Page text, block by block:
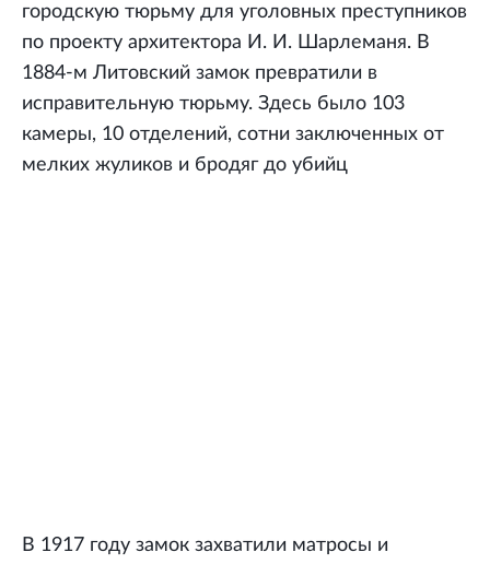
городскую тюрьму для уголовных преступников
по проекту архитектора И. И. Шарлеманя. В
1884-м Литовский замок превратили в
исправительную тюрьму. Здесь было 103
камеры, 10 отделений, сотни заключенных от
мелких жуликов и бродяг до убийц
В 1917 году замок захватили матросы и